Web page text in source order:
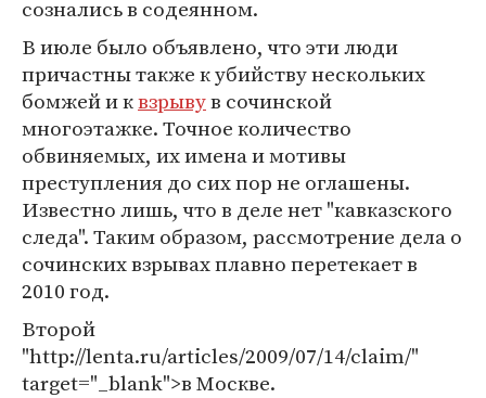
сознались в содеянном.
В июле было объявлено, что эти люди
причастны также к убийству нескольких
бомжей и квзрывув сочинской
многоэтажке. Точное количество
обвиняемых, их имена и мотивы
преступления до сих пор не оглашены.
Известно лишь, что в деле нет "кавказского
следа". Таким образом, рассмотрение дела о
сочинских взрывах плавно перетекает в
2010 год.
Второй
"http://lenta.ru/articles/2009/07/14/claim/"
target="_blank">в Москве.